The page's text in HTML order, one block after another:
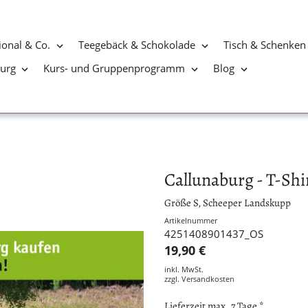
& Co. Teegebäck & Schokolade
Tisch & Schenken
Kurs- und Gruppenprogramm Blog
Callunaburg - T-
Größe S, Scheeper Landskupp
Artikelnummer
4251408901437_OS
19,90 €
inkl. MwSt.
zzgl. Versandkosten